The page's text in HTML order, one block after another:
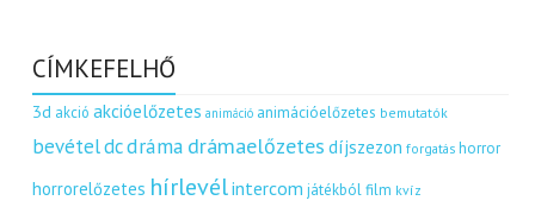
CÍMKEFELHŐ
3d akció akcióelőzetes animáció animációelőzetes bemutatók
bevételdcdráma drámaelőzetes díjszezon forgatás horror
horrorelőzetes hírlevélintercom játékból film kvíz